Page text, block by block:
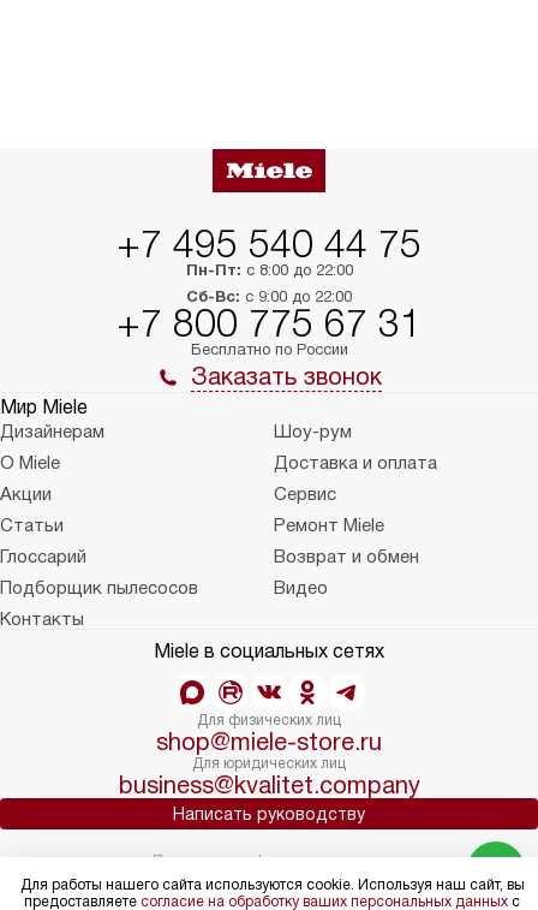
+7 495 540 44 75
Пн-Пт: с 8:00 до 22:00
Сб-Вс: с 9:00 до 22:00
+7 800 775 67 31
Бесплатно по России
Заказать звонок
Мир Miele
Дизайнерам
Шоу-рум
О Miele
Доставка и оплата
Акции
Сервис
Статьи
Ремонт Miele
Глоссарий
Возврат и обмен
Подборщик пылесосов
Видео
Контакты
Miele в социальных сетях
Для физических лиц
shop@miele-store.ru
Для юридических лиц
business@kvalitet.company
Написать руководству
Политика конфиденциальности
Условия продажи
Для работы нашего сайта используются cookie. Используя наш сайт, вы
предоставляете согласие на обработку ваших персональных данных с